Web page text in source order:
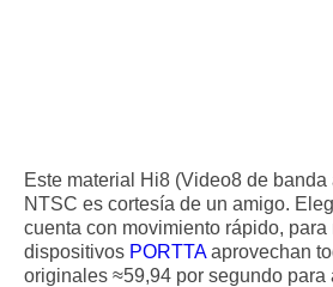
Este material Hi8 (Video8 de
NTSC es cortesía de un amigo.
cuenta con movimiento rápido, para
dispositivos PORTTAaprovechan
originales ≈59,94 por segundo para